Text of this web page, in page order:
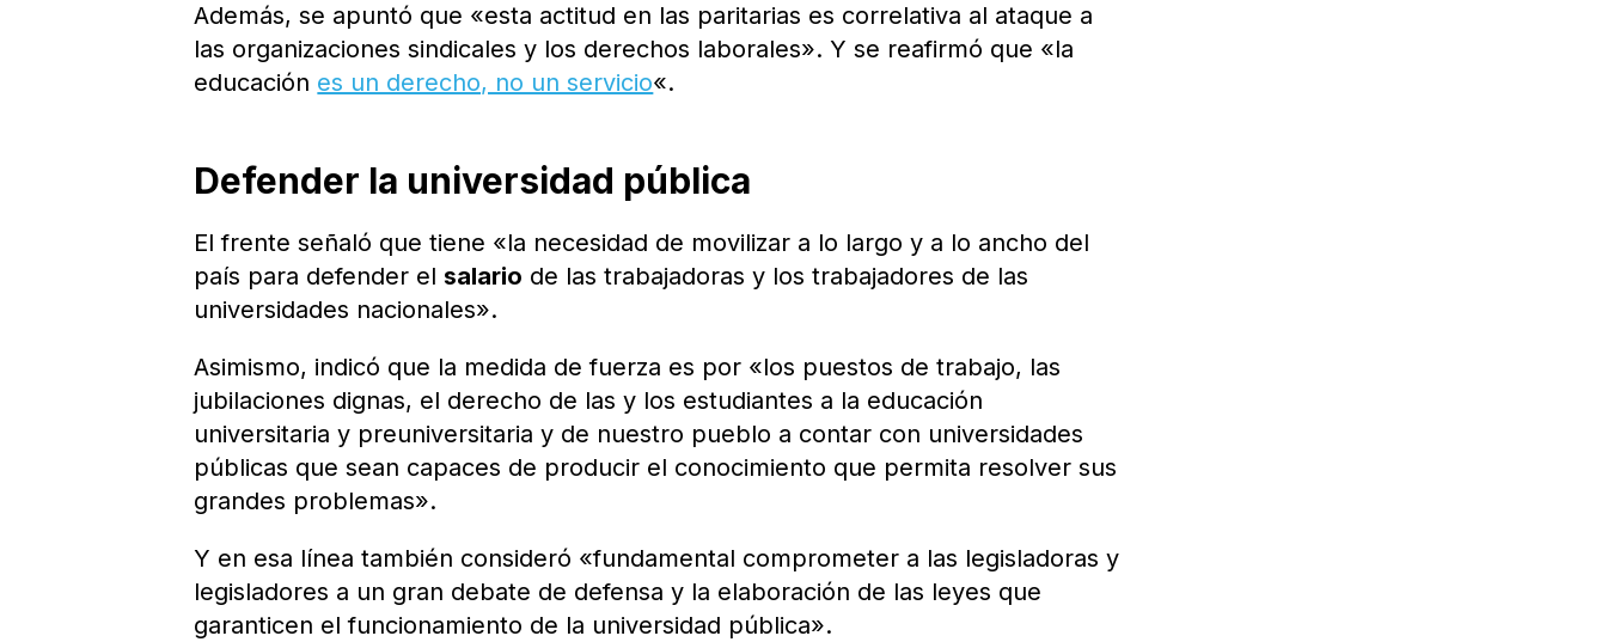
Además, se apuntó que «esta actitud en las paritarias es correlativa al ataque a
las organizaciones sindicales y los derechos laborales». Y se reafirmó que «la
educación es un derecho, no un servicio«.
Defender la universidad pública
El frente señaló que tiene «la necesidad de movilizar a lo largo y a lo ancho del
país para defender el salario de las trabajadoras y los trabajadores de las
universidades nacionales».
Asimismo, indicó que la medida de fuerza es por «los puestos de trabajo, las
jubilaciones dignas, el derecho de las y los estudiantes a la educación
universitaria y preuniversitaria y de nuestro pueblo a contar con universidades
públicas que sean capaces de producir el conocimiento que permita resolver sus
grandes problemas».
Y en esa línea también consideró «fundamental comprometer a las legisladoras y
legisladores a un gran debate de defensa y la elaboración de las leyes que
garanticen el funcionamiento de la universidad pública».